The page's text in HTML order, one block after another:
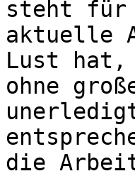
steht für
aktuelle
Lust hat,
ohne
die Arbeit